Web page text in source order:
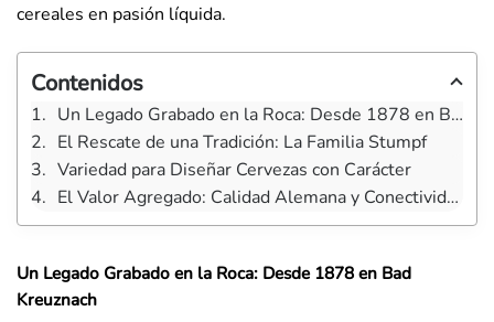
cereales en pasión líquida.
Contenidos
Un Legado Grabado en la Roca: Desde 1878 en Bad Kreuznach
El Rescate de una Tradición: La Familia Stumpf
Variedad para Diseñar Cervezas con Carácter
El Valor Agregado: Calidad Alemana y Conectividad Global
Un Legado Grabado en la Roca: Desde 1878 en Bad
Kreuznach